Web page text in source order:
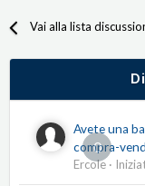
Vai alla lista
0
Avete una
compra-
Ercole ·